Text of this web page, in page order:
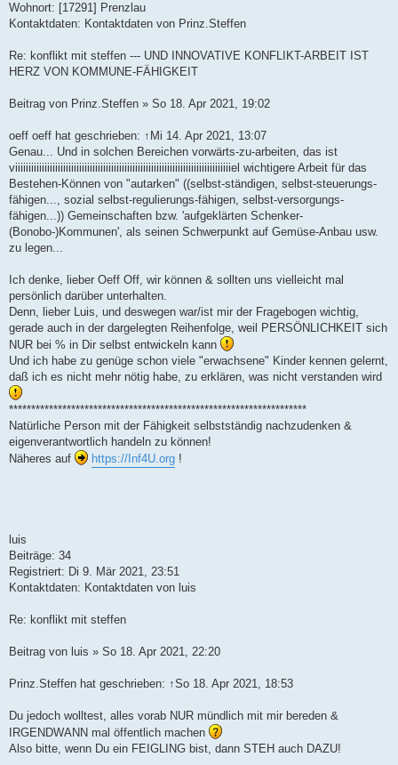
Wohnort: [17291] Prenzlau
Kontaktdaten: Kontaktdaten von Prinz.Steffen
Re: konflikt mit steffen --- UND INNOVATIVE KONFLIKT-ARBEIT IST
HERZ VON KOMMUNE-FÄHIGKEIT
Beitrag von Prinz.Steffen » So 18. Apr 2021, 19:02
oeff oeff hat geschrieben: ↑Mi 14. Apr 2021, 13:07
Genau... Und in solchen Bereichen vorwärts-zu-arbeiten, das ist
viiiiiiiiiiiiiiiiiiiiiiiiiiiiiiiiiiiiiiiiiiiiiiiiiiiiiiiiiiiiiiiiiiiiiiiiiiiiiiiiiel wichtigere Arbeit für das
Bestehen-Können von "autarken" ((selbst-ständigen, selbst-steuerungs-
fähigen..., sozial selbst-regulierungs-fähigen, selbst-versorgungs-
fähigen...)) Gemeinschaften bzw. 'aufgeklärten Schenker-
(Bonobo-)Kommunen', als seinen Schwerpunkt auf Gemüse-Anbau usw.
zu legen...
Ich denke, lieber Oeff Off, wir können & sollten uns vielleicht mal
persönlich darüber unterhalten.
Denn, lieber Luis, und deswegen war/ist mir der Fragebogen wichtig,
gerade auch in der dargelegten Reihenfolge, weil PERSÖNLICHKEIT sich
NUR bei % in Dir selbst entwickeln kann
Und ich habe zu genüge schon viele "erwachsene" Kinder kennen gelernt,
daß ich es nicht mehr nötig habe, zu erklären, was nicht verstanden wird
*******************************************************************
Natürliche Person mit der Fähigkeit selbstständig nachzudenken &
eigenverantwortlich handeln zu können!
Näheres auf
https://Inf4U.org !
luis
Beiträge: 34
Registriert: Di 9. Mär 2021, 23:51
Kontaktdaten: Kontaktdaten von luis
Re: konflikt mit steffen
Beitrag von luis » So 18. Apr 2021, 22:20
Prinz.Steffen hat geschrieben: ↑So 18. Apr 2021, 18:53
Du jedoch wolltest, alles vorab NUR mündlich mit mir bereden &
IRGENDWANN mal öffentlich machen
Also bitte, wenn Du ein FEIGLING bist, dann STEH auch DAZU!